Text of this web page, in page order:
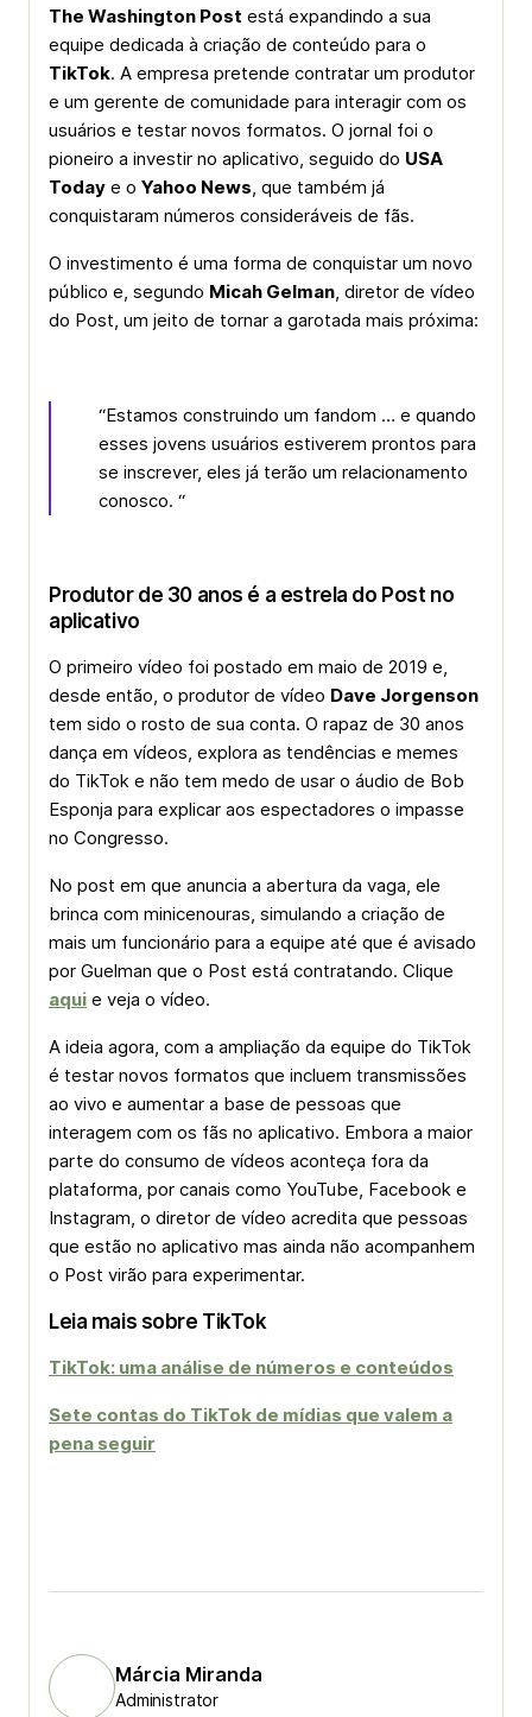
The Washington Post está expandindo a sua
equipe dedicada à criação de conteúdo para o
TikTok. A empresa pretende contratar um produtor
e um gerente de comunidade para interagir com os
usuários e testar novos formatos. O jornal foi o
pioneiro a investir no aplicativo, seguido do USA
Today e o Yahoo News, que também já
conquistaram números consideráveis de fãs.
O investimento é uma forma de conquistar um novo
público e, segundo Micah Gelman, diretor de vídeo
do Post, um jeito de tornar a garotada mais próxima:
“Estamos construindo um fandom … e quando
esses jovens usuários estiverem prontos para
se inscrever, eles já terão um relacionamento
conosco. “
Produtor de 30 anos é a estrela do Post no
aplicativo
O primeiro vídeo foi postado em maio de 2019 e,
desde então, o produtor de vídeo Dave Jorgenson
tem sido o rosto de sua conta. O rapaz de 30 anos
dança em vídeos, explora as tendências e memes
do TikTok e não tem medo de usar o áudio de Bob
Esponja para explicar aos espectadores o impasse
no Congresso.
No post em que anuncia a abertura da vaga, ele
brinca com minicenouras, simulando a criação de
mais um funcionário para a equipe até que é avisado
por Guelman que o Post está contratando. Clique
aqui e veja o vídeo.
A ideia agora, com a ampliação da equipe do TikTok
é testar novos formatos que incluem transmissões
ao vivo e aumentar a base de pessoas que
interagem com os fãs no aplicativo. Embora a maior
parte do consumo de vídeos aconteça fora da
plataforma, por canais como YouTube, Facebook e
Instagram, o diretor de vídeo acredita que pessoas
que estão no aplicativo mas ainda não acompanhem
o Post virão para experimentar.
Leia mais sobre TikTok
TikTok: uma análise de números e conteúdos
Sete contas do TikTok de mídias que valem a
pena seguir
Márcia Miranda
Administrator